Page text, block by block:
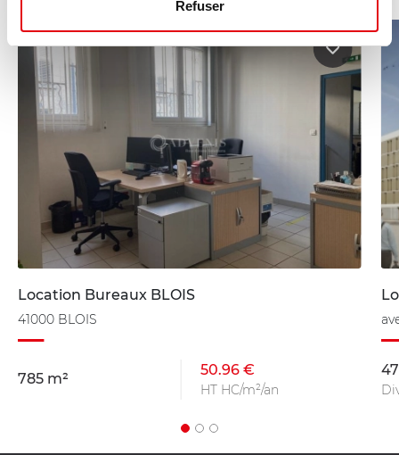
Refuser
Location Bureaux BLOIS
41000 BLOIS
785 m²
50.96 €
HT HC/m²/an